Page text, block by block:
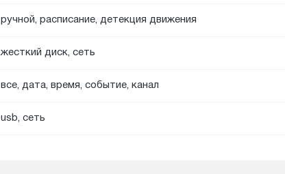
ручной, расписание, детекция движения
жесткий диск, сеть
все, дата, время, событие, канал
usb, сеть